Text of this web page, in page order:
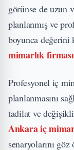
görünse de uzun
planlanmış ve
boyunca
mimarlık firması
Profesyonel iç
planlanmasını
tadilat ve
Ankara iç
senaryolarını